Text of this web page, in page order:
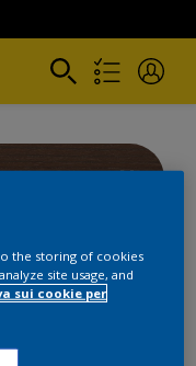
2 mani
the storing of cookies
site usage, and
sui cookie per